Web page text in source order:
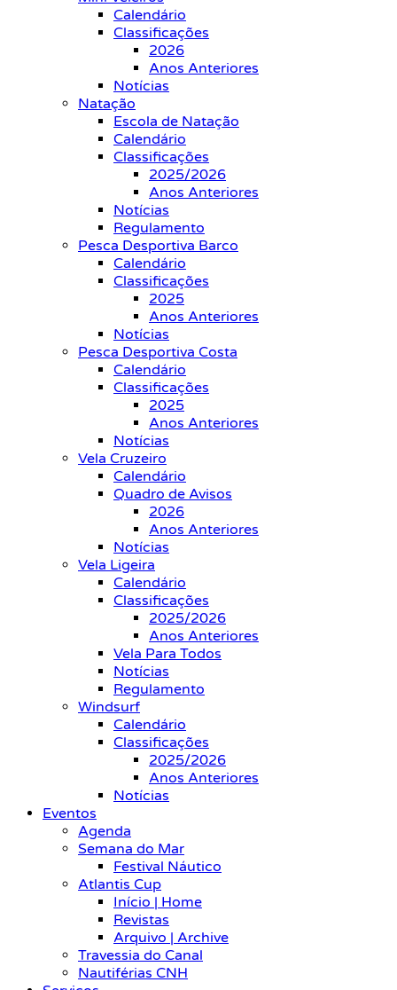
Calendário
Classificações
2026
Anos Anteriores
Notícias
Natação
Escola de Natação
Calendário
Classificações
2025/2026
Anos Anteriores
Notícias
Regulamento
Pesca Desportiva Barco
Calendário
Classificações
2025
Anos Anteriores
Notícias
Pesca Desportiva Costa
Calendário
Classificações
2025
Anos Anteriores
Notícias
Vela Cruzeiro
Calendário
Quadro de Avisos
2026
Anos Anteriores
Notícias
Vela Ligeira
Calendário
Classificações
2025/2026
Anos Anteriores
Vela Para Todos
Notícias
Regulamento
Windsurf
Calendário
Classificações
2025/2026
Anos Anteriores
Notícias
Eventos
Agenda
Semana do Mar
Festival Náutico
Atlantis Cup
Início | Home
Revistas
Arquivo | Archive
Travessia do Canal
Nautiférias CNH